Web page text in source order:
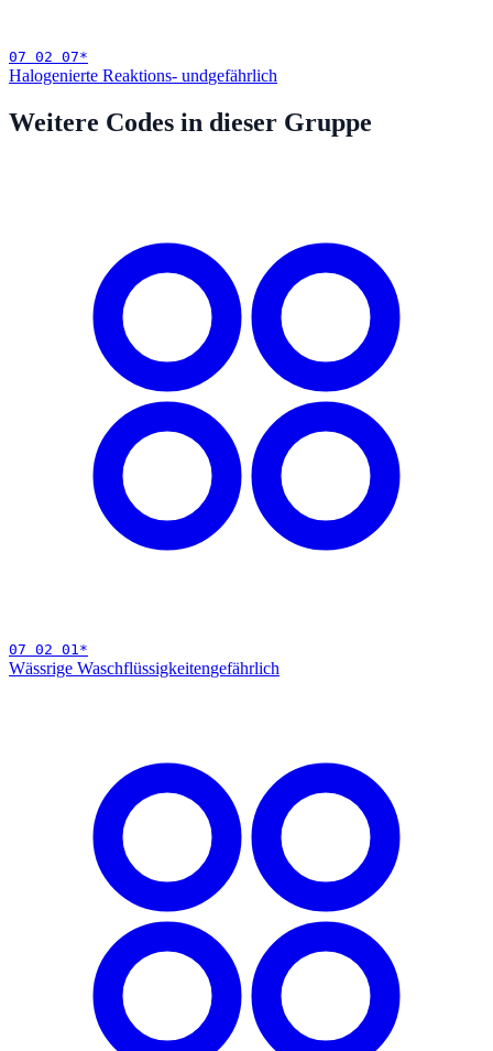
07 02 07*
Halogenierte Reaktions- undgefährlich
Weitere Codes in dieser Gruppe
07 02 01*
Wässrige Waschflüssigkeitengefährlich